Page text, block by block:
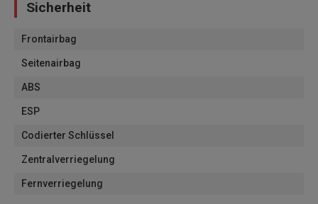
Sicherheit
Frontairbag
Seitenairbag
ABS
ESP
Codierter Schlüssel
Zentralverriegelung
Fernverriegelung